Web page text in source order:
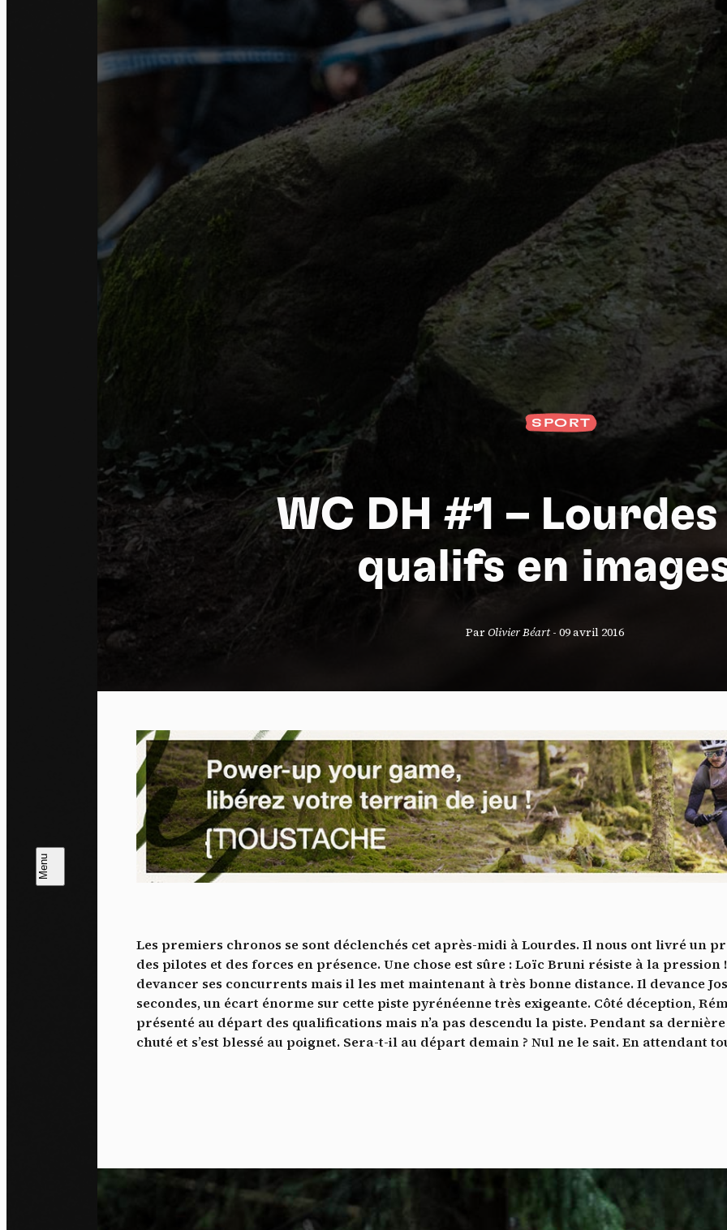
WC DH #1 –
qualifs en
ParOlivier Béart-09 avril 2016
SPORT
Les premiers chronos se sont déclenchés cet après-midi à Lourdes. Il nous ont livré un
des pilotes et des forces en présence. Une chose est sûre : Loïc Bruni résiste à la pression
devancer ses concurrents mais il les met maintenant à très bonne distance. Il devance
secondes, un écart énorme sur cette piste pyrénéenne très exigeante. Côté déception,
présenté au départ des qualifications mais n’a pas descendu la piste. Pendant sa
chuté et s’est blessé au poignet. Sera-t-il au départ demain ? Nul ne le sait. En attendant
J'accepte de recevoir cette lettre d'information et je comprends que je peux
me désinscrire à tout moment
Je m’abonne
Politique de confidentialité
Tout accepter Tout refuser
Vidéos
Vimeo interdit
Autoriser Interdire
YouTube interdit - Ce service peut déposer 4 cookies.
Autoriser Interdire